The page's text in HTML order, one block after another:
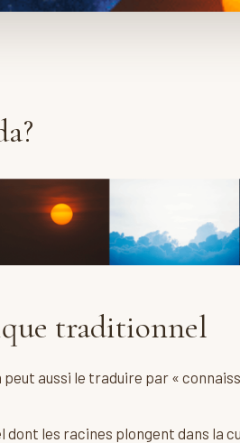
traditionnel
aussi le traduire par «
les racines plongent dans la